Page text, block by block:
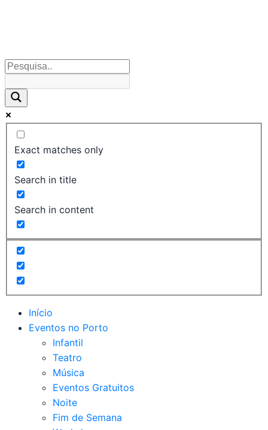
Exact matches only
Search in title
Search in content
Início
Eventos no Porto
Infantil
Teatro
Música
Eventos Gratuitos
Noite
Fim de Semana